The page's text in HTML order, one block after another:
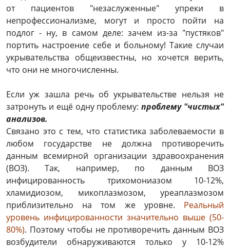
от пациентов "незаслуженные" упреки в
непрофессионализме, могут и просто пойти на
подлог - ну, в самом деле: зачем из-за "пустяков"
портить настроение себе и больному! Такие случаи
укрывательства общеизвестны, но хочется верить,
что они не многочисленны.
Если уж зашла речь об укрывательстве нельзя не
затронуть и ещё одну проблему:проблему "чистых"
анализов.
Связано это с тем, что статистика заболеваемости в
любом государстве не должна противоречить
данным всемирной организации здравоохранения
(ВОЗ). Так, например, по данным ВОЗ
инфицированность трихомониазом 10-12%,
хламидиозом, микоплазмозом, уреаплазмозом
приблизительно на том же уровне. Реальный
уровень инфицированности значительно выше (50-
80%). Поэтому чтобы не противоречить данным ВОЗ
возбудители обнаруживаются только у 10-12%